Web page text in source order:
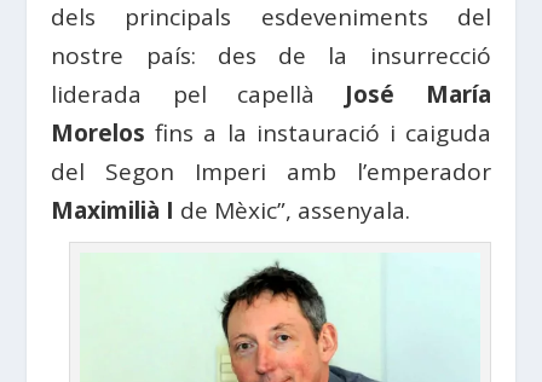
dels principals esdeveniments del
nostre país: des de la insurrecció
liderada pel capellà José María
Morelos fins a la instauració i caiguda
del Segon Imperi amb l’emperador
Maximilià I de Mèxic”, assenyala.